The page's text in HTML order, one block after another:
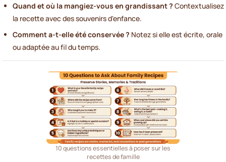
Quand et où la mangiez-vous en grandissant ? Contextualisez
la recette avec des souvenirs d'enfance.
Comment a-t-elle été conservée ? Notez si elle est écrite, orale
ou adaptée au fil du temps.
10 questions essentielles à poser sur les
recettes de famille